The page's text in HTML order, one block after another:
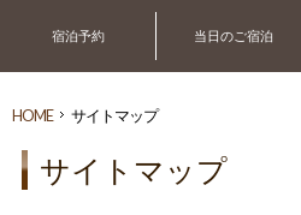
宿泊予約 当日のご宿泊
HOME サイトマップ
サイトマップ